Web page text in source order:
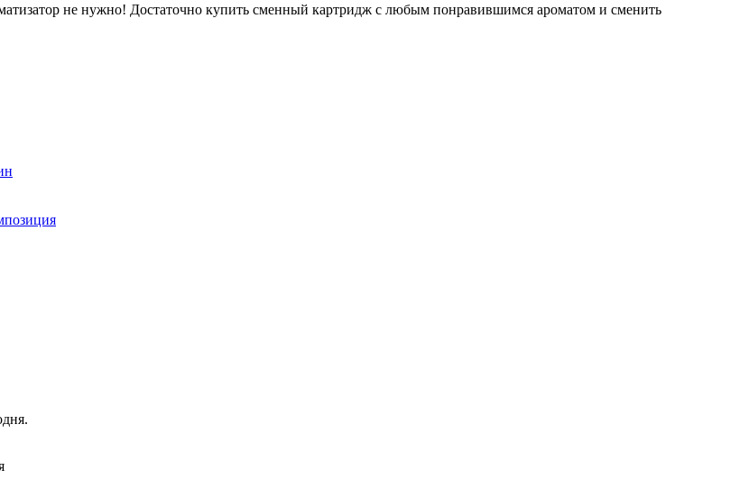
не нужно! Достаточно купить сменный картридж с любым понравившимся ароматом и сменить